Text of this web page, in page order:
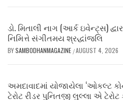
ડો. મિતાલી નાગ (આર્ક ઇવેન્ટ્સ)
નિમિત્તે સંગીતમય શ્રદ્ધાંજલિ
BYSAMBODHANMAGAZINE /AUGUST 4, 2026
અમદાવાદમાં યોજાયેલા ‘ઓકલ્ટ
ટેરોટ રીડર પુનિતજી લુલ્લા એ ટેરોટ